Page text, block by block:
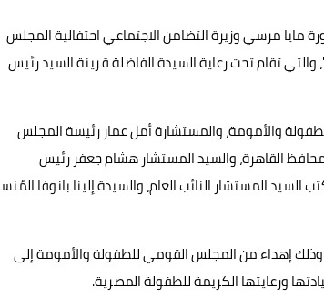
مايا مرسي وزيرة التضامن الاجتماعي احتفالية المجلس
تقام تحت رعاية السيدة الفاضلة قرينة السيد رئيس
والأمومة، والمستشارة أمل عمار رئيسة المجلس
محافظ القاهرة، والسيد المستشار هشام جعفر رئيس
المستشار النائب العام، والسيدة إلينا بانوفا
وذلك إهداء من المجلس القومي للطفولة والأمومة إلى
ورعايتها الكريمة للطفولة المصرية.